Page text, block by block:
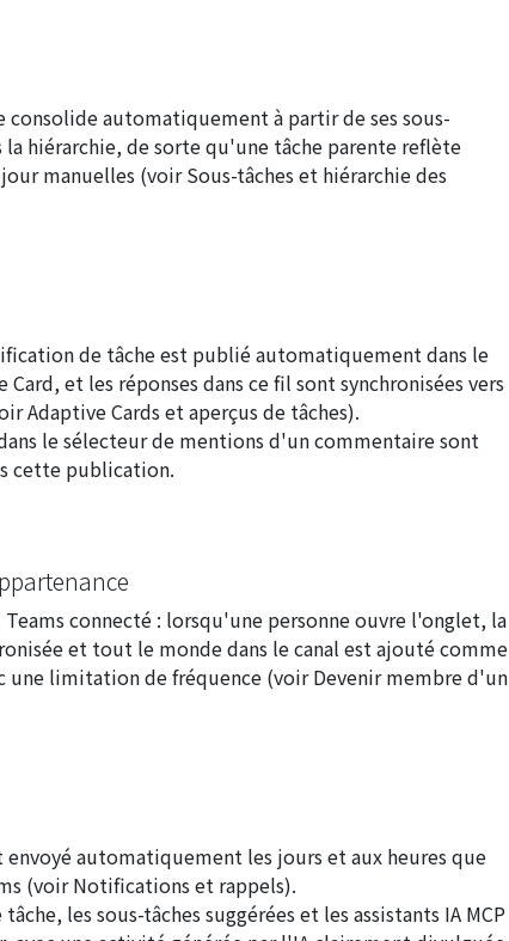
consolide automatiquement à partir de ses sous-
la hiérarchie, de sorte qu'une tâche parente reflète
jour manuelles (voirSous-tâches et hiérarchie des
de tâche est publié automatiquement dans le
et les réponses dans ce fil sont synchronisées vers
Adaptive Cards et aperçus de tâches).
le sélecteur de mentions d'un commentaire sont
cette publication.
connecté : lorsqu'une personne ouvre l'onglet, la
et tout le monde dans le canal est ajouté comme
limitation de fréquence (voirDevenir membre d'un
envoyé automatiquement les jours et aux heures que
(voirNotifications et rappels).
les sous-tâches suggérées et les assistants IA MCP